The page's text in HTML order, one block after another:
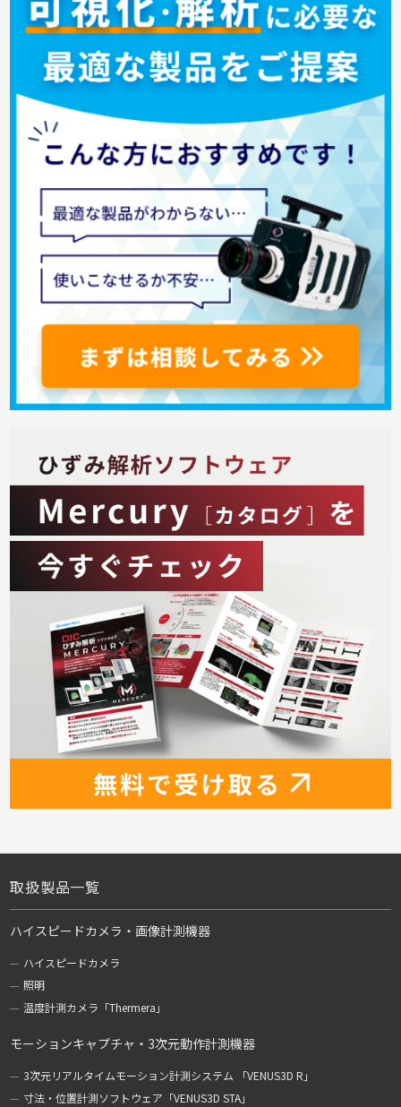
取扱製品一覧
ハイスピードカメラ・画像計測機器
ハイスピードカメラ
照明
温度計測カメラ「Thermera」
モーションキャプチャ・3次元動作計測機器
3次元リアルタイムモーション計測システム 「VENUS3D R」
寸法・位置計測ソフトウェア「VENUS3D STA」